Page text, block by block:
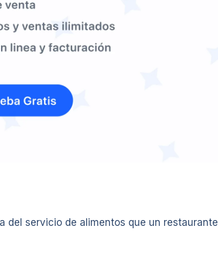
del servicio de alimentos que un restaurante